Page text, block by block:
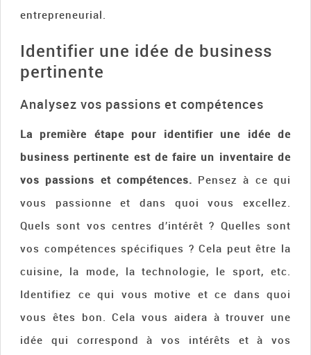
entrepreneurial.
Identifier une idée de business
pertinente
Analysez vos passions et compétences
La première étape pour identifier une idée de
business pertinente est de faire un inventaire de
vos passions et compétences. Pensez à ce qui
vous passionne et dans quoi vous excellez.
Quels sont vos centres d’intérêt ? Quelles sont
vos compétences spécifiques ? Cela peut être la
cuisine, la mode, la technologie, le sport, etc.
Identifiez ce qui vous motive et ce dans quoi
vous êtes bon. Cela vous aidera à trouver une
idée qui correspond à vos intérêts et à vos